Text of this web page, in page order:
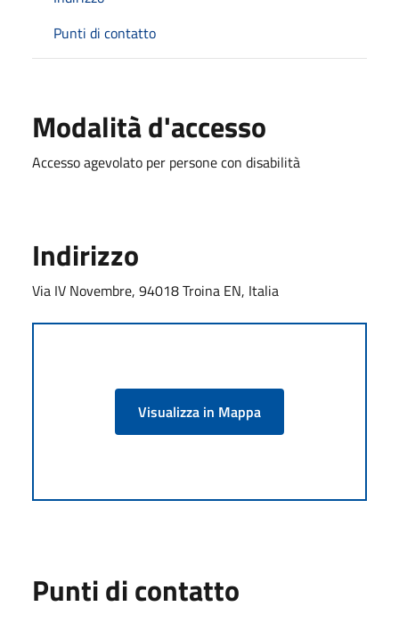
Punti di contatto
Modalità d'accesso
Accesso agevolato per persone con disabilità
Indirizzo
Via IV Novembre, 94018 Troina EN, Italia
Visualizza in Mappa
Punti di contatto